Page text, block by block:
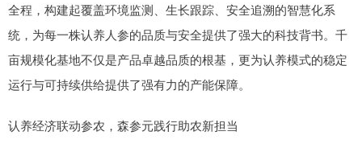
全程，构建起覆盖环境监测、生长跟踪、安全追溯的智慧化系
统，为每一株认养人参的品质与安全提供了强大的科技背书。千
亩规模化基地不仅是产品卓越品质的根基，更为认养模式的稳定
运行与可持续供给提供了强有力的产能保障。
认养经济联动参农，森参元践行助农新担当